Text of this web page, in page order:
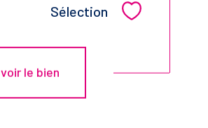
Sélection Sélectionner
voir le bien